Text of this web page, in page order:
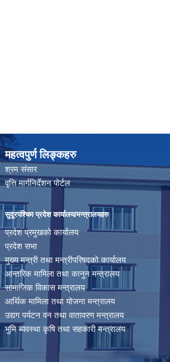
महत्वपुर्ण लिङ्कहरु
श्रम संसार
वृत्ति मार्गनिर्देशन पोर्टल
सुदूरपश्चिम प्रदेश कार्यालय/मन्त्रालयहरु
प्रदेश प्रमुखको कार्यालय
प्रदेश सभा
मुख्य मन्त्री तथा मन्त्रीपरिषदको कार्यालय
आन्तरिक मामिला तथा कानुन मन्त्रालय
सामाजिक विकास मन्त्रालय
आर्थिक मामिला तथा योजना मन्त्रालय
उद्यग पर्यटन वन तथा वातावरण मन्त्रालय
भुमि ब्यवस्था कृषि तथा सहकारी मन्त्रालय